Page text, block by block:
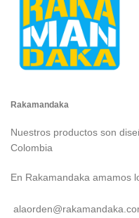
Rakamandaka
Nuestros productos son
Colombia
En Rakamandaka amamos